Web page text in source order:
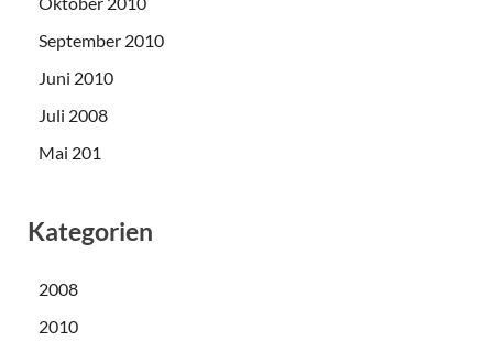
September 2010
Juni 2010
Juli 2008
Mai 201
Kategorien
2008
2010